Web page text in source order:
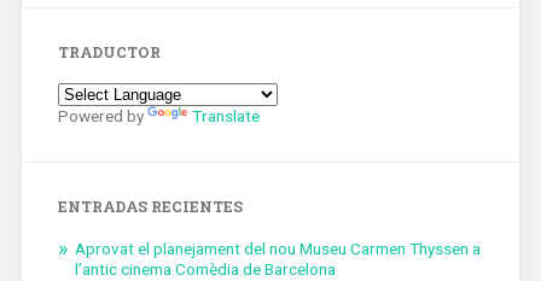
TRADUCTOR
Powered by Translate
ENTRADAS RECIENTES
Aprovat el planejament del nou Museu Carmen Thyssen a
l’antic cinema Comèdia de Barcelona